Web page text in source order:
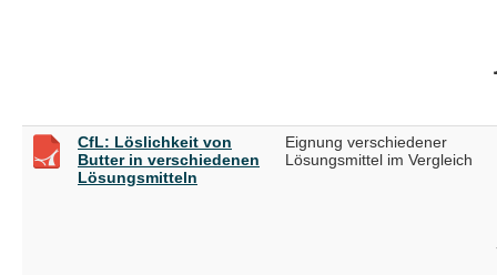
CfL: Löslichkeit von
Butter in verschiedenen
Lösungsmitteln
Eignung verschiedener
Lösungsmittel im Vergleich